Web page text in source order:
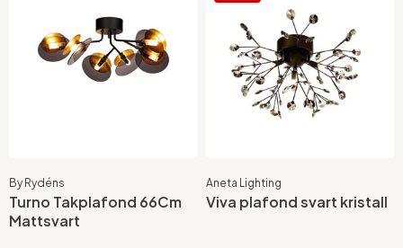
By Rydéns
Turno Takplafond 66Cm
Mattsvart
Aneta Lighting
Viva plafond svart kristall